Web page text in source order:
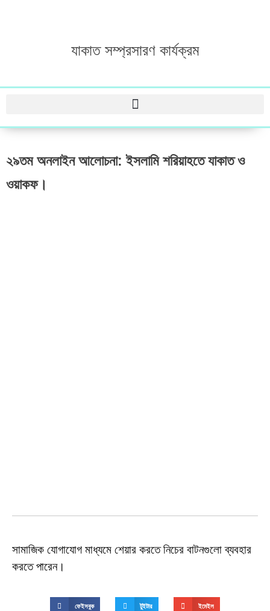
যাকাত সম্প্রসারণ কার্যক্রম
২৯তম অনলাইন আলোচনা: ইসলামি শরিয়াহতে যাকাত ও
ওয়াকফ।
সামাজিক যোগাযোগ মাধ্যমে শেয়ার করতে নিচের বাটনগুলো ব্যবহার
করতে পারেন।
ফেইসবুক টুইটার ইমেইল